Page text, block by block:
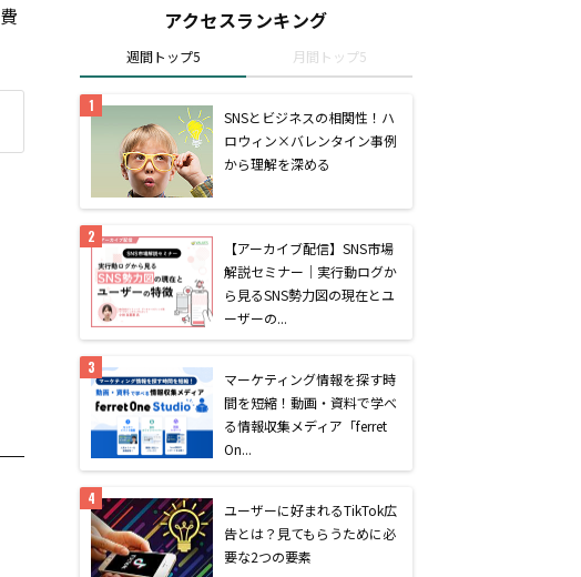
費
アクセスランキング
週間トップ5 月間トップ5
SNSとビジネスの相関性！ハ
ロウィン×バレンタイン事例
から理解を深める
【アーカイブ配信】SNS市場
解説セミナー｜実行動ログか
ら見るSNS勢力図の現在とユ
ーザーの...
マーケティング情報を探す時
間を短縮！動画・資料で学べ
る情報収集メディア「ferret
On...
ユーザーに好まれるTikTok広
告とは？見てもらうために必
要な2つの要素